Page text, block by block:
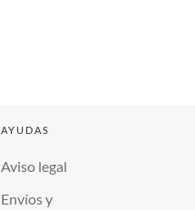
AYUDAS
Aviso legal
Envíos y